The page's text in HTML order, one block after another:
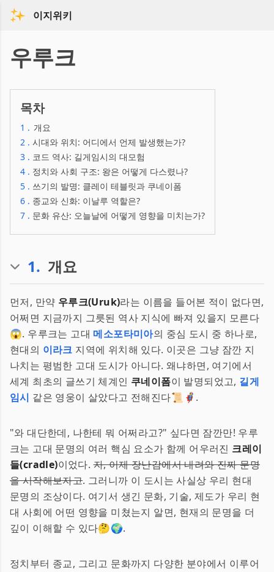
이지위키
우루크
목차
1 . 개요
2 . 시대와 위치: 어디에서 언제 발생했는가?
3 . 코드 역사: 길게임시의 대모험
4 . 정치와 사회 구조: 왕은 어떻게 다스렸나?
5 . 쓰기의 발명: 클레이 테블릿과 쿠네이폼
6 . 종교와 신화: 이날루 역할은?
7 . 문화 유산: 오늘날에 어떻게 영향을 미치는가?
1. 개요
먼저, 만약 우루크(Uruk)라는 이름을 들어본 적이 없다면,
어쩌면 지금까지 그릇된 역사 지식에 빠져 있을지 모른다
😱. 우루크는 고대 메소포타미아의 중심 도시 중 하나로,
현대의 이라크 지역에 위치해 있다. 이곳은 그냥 잠깐 지
나치는 평범한 고대 도시가 아니다. 왜냐하면, 여기에서
세계 최초의 글쓰기 체계인 쿠네이폼이 발명되었고, 길게
임시 같은 영웅이 살았다고 전해진다📜🦸‍♂️.
"와 대단한데, 나한테 뭐 어쩌라고?" 싶다면 잠깐만! 우루
크는 고대 문명의 여러 핵심 요소가 함께 어우러진 크레이
들(cradle)이었다.자, 이제 장난감에서 내려와 진짜 문명
을 시작해보자고. 그러니까 이 도시는 사실상 우리 현대
문명의 조상이다. 여기서 생긴 문화, 기술, 제도가 우리 현
대 사회에 어떤 영향을 미쳤는지 알면, 현재의 문명을 더
깊이 이해할 수 있다🤔🌍.
정치부터 종교, 그리고 문화까지 다양한 분야에서 이루어